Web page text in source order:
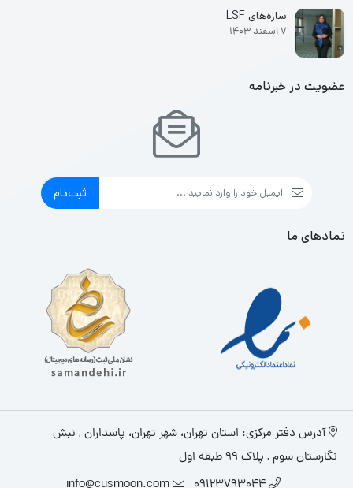
سازه‌های LSF
7 اسفند 1403
عضویت در خبرنامه
ثبت‌نام
نمادهای ما
آدرس دفتر مرکزی: استان تهران، شهر تهران، پاسداران , نبش
نگارستان سوم , پلاک ۹۹ طبقه اول